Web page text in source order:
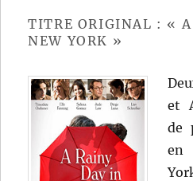
TITRE ORIGINAL : «
NEW YORK »
et
de
en